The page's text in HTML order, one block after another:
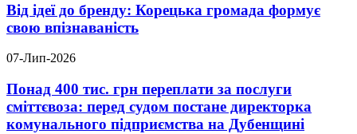
Від ідеї до бренду: Корецька громада формує
свою впізнаваність
07-Лип-2026
Понад 400 тис. грн переплати за послуги
сміттєвоза: перед судом постане директорка
комунального підприємства на Дубенщині